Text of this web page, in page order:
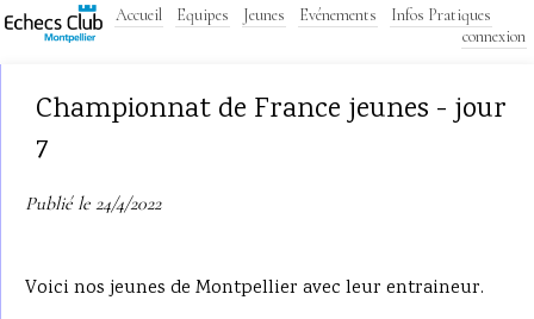
Accueil Equipes Jeunes Evénements
Infos Pratiques
connexion
Championnat de France jeunes - jour
7
Publié le 24/4/2022
Voici nos jeunes de Montpellier avec leur entraineur.